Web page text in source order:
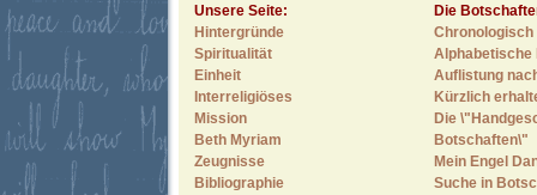
Unsere Seite:
Hintergründe
Spiritualität
Einheit
Interreligiöses
Mission
Beth Myriam
Zeugnisse
Bibliographie
Die
Alphabetische
Auflistung
Kürzlich
Die
Botschaften\"
Mein Engel
Suche in